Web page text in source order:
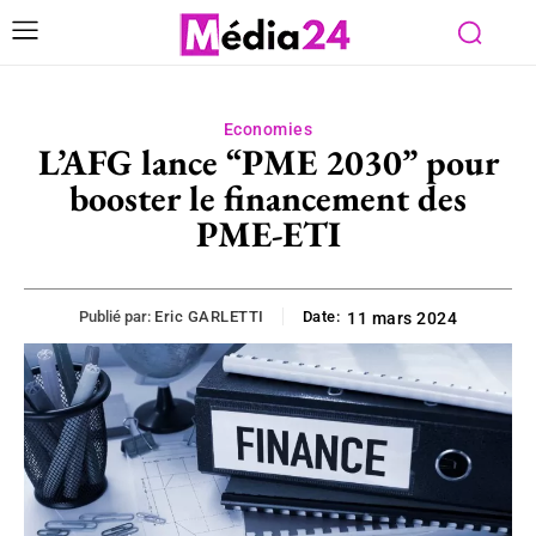
Economies
L’AFG lance “PME 2030” pour
booster le financement des
PME-ETI
Publié par: Eric GARLETTI Date: 11 mars 2024